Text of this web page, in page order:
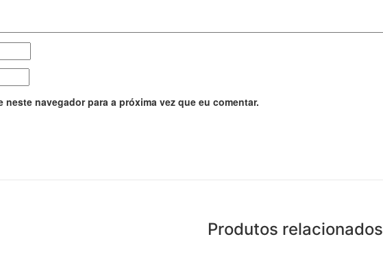
neste navegador para a próxima vez que eu comentar.
Produtos relacionados